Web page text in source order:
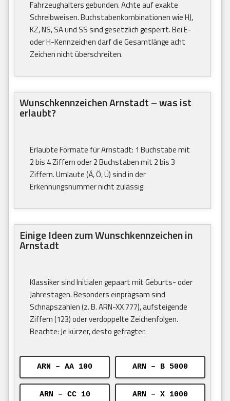
Fahrzeughalters gebunden. Achte auf exakte
Schreibweisen. Buchstabenkombinationen wie HJ,
KZ, NS, SA und SS sind gesetzlich gesperrt. Bei E-
oder H-Kennzeichen darf die Gesamtlänge acht
Zeichen nicht überschreiten.
Wunschkennzeichen Arnstadt – was ist
erlaubt?
Erlaubte Formate für Arnstadt: 1 Buchstabe mit
2 bis 4 Ziffern oder 2 Buchstaben mit 2 bis 3
Ziffern. Umlaute (Ä, Ö, Ü) sind in der
Erkennungsnummer nicht zulässig.
Einige Ideen zum Wunschkennzeichen in
Arnstadt
Klassiker sind Initialen gepaart mit Geburts- oder
Jahrestagen. Besonders einprägsam sind
Schnapszahlen (z. B. ARN-XX 777), aufsteigende
Ziffern (123) oder verdoppelte Zeichenfolgen.
Beachte: Je kürzer, desto gefragter.
ARN – AA 100 ARN – B 5000
ARN – CC 10 ARN – X 1000